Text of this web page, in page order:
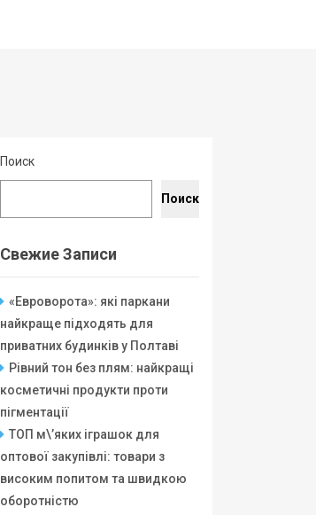
Поиск
Поиск
Свежие Записи
«Евроворота»: які паркани
найкраще підходять для
приватних будинків у Полтаві
Рівний тон без плям: найкращі
косметичні продукти проти
пігментації
ТОП м\’яких іграшок для
оптової закупівлі: товари з
високим попитом та швидкою
оборотністю